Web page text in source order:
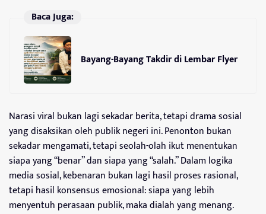
Baca Juga:
Bayang-Bayang Takdir di Lembar Flyer
Narasi viral bukan lagi sekadar berita, tetapi drama sosial
yang disaksikan oleh publik negeri ini. Penonton bukan
sekadar mengamati, tetapi seolah-olah ikut menentukan
siapa yang “benar” dan siapa yang “salah.” Dalam logika
media sosial, kebenaran bukan lagi hasil proses rasional,
tetapi hasil konsensus emosional: siapa yang lebih
menyentuh perasaan publik, maka dialah yang menang.